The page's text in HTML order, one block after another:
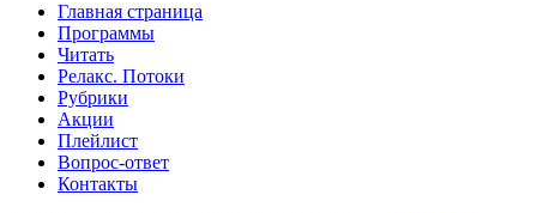
Главная страница
Программы
Читать
Релакс. Потоки
Рубрики
Акции
Плейлист
Вопрос-ответ
Контакты